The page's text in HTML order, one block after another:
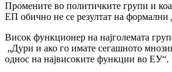
Промените во политичките групи и
ЕП обично не се резултат на
Висок функционер на најголемата
„Дури и ако го имате сегашното
однос на највисоките функции во ЕУ“.